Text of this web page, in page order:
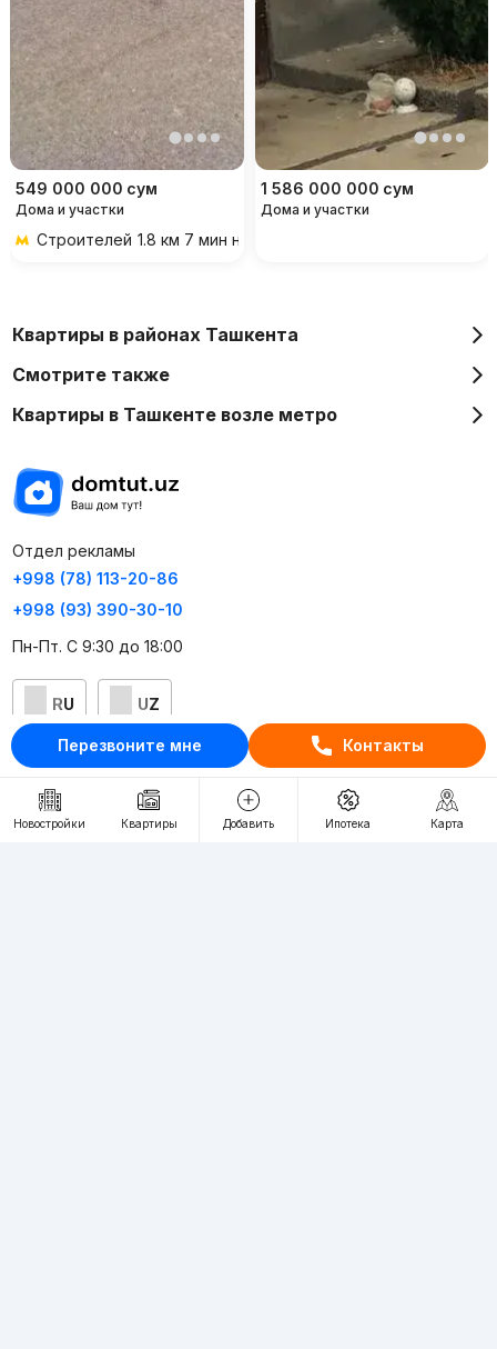
Перезвоните мне Контакты
549 000 000 сум
Дома и участки
Строителей 1.8 км 7 мин на транспорте
1 586 000 000 сум
Дома и участки
Новостройки Квартиры Добавить Ипотека Карта
Квартиры в районах Ташкента
Смотрите также
Квартиры в Ташкенте возле метро
Отдел рекламы
+998 (78) 113-20-86
+998 (93) 390-30-10
Пн-Пт. С 9:30 до 18:00
RU UZ
Контакты
О проекте